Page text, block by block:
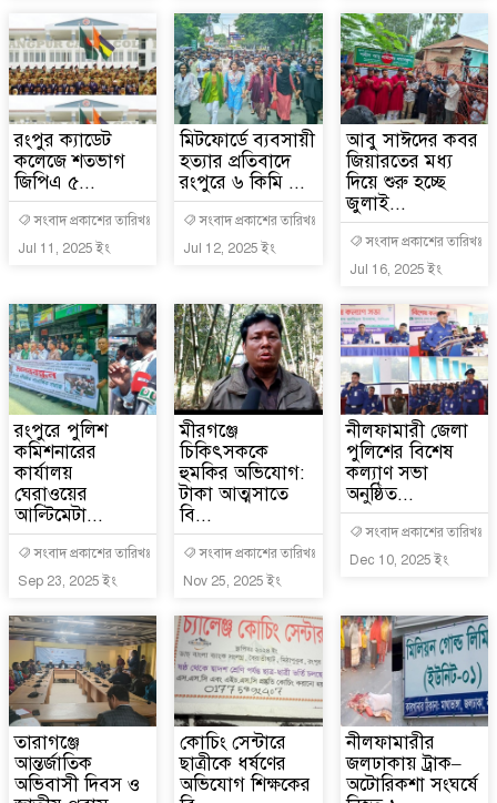
রংপুর ক্যাডেট
কলেজে শতভাগ
জিপিএ ৫...
সংবাদ প্রকাশের তারিখঃ
Jul 11, 2025 ইং
মিটফোর্ডে ব্যবসায়ী
হত্যার প্রতিবাদে
রংপুরে ৬ কিমি ...
সংবাদ প্রকাশের তারিখঃ
Jul 12, 2025 ইং
আবু সাঈদের কবর
জিয়ারতের মধ্য
দিয়ে শুরু হচ্ছে
জুলাই...
সংবাদ প্রকাশের তারিখঃ
Jul 16, 2025 ইং
রংপুরে পুলিশ
কমিশনারের
কার্যালয়
ঘেরাওয়ের
আল্টিমেটা...
সংবাদ প্রকাশের তারিখঃ
Sep 23, 2025 ইং
মীরগঞ্জে
চিকিৎসককে
হুমকির অভিযোগ:
টাকা আত্মসাতে
বি...
সংবাদ প্রকাশের তারিখঃ
Nov 25, 2025 ইং
নীলফামারী জেলা
পুলিশের বিশেষ
কল্যাণ সভা
অনুষ্ঠিত...
সংবাদ প্রকাশের তারিখঃ
Dec 10, 2025 ইং
তারাগঞ্জে
আন্তর্জাতিক
অভিবাসী দিবস ও
কোচিং সেন্টারে
ছাত্রীকে ধর্ষণের
অভিযোগ শিক্ষকের
নীলফামারীর
জলঢাকায় ট্রাক–
অটোরিকশা সংঘর্ষে